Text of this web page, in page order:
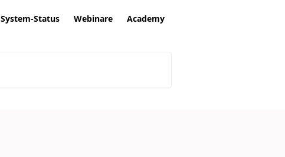
System-Status Webinare Academy